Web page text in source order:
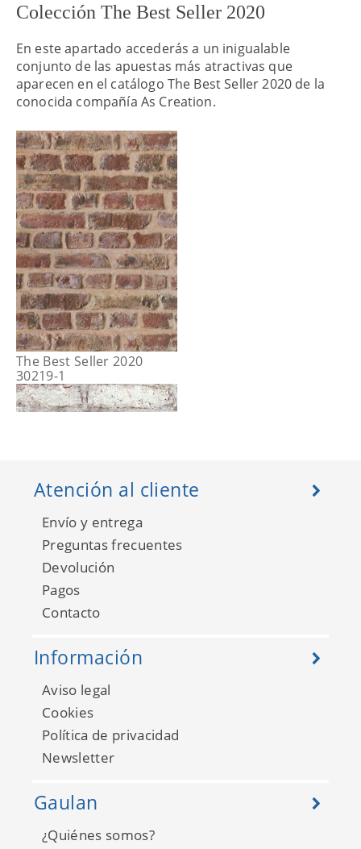
Colección The Best Seller 2020
En este apartado accederás a un inigualable
conjunto de las apuestas más atractivas que
aparecen en el catálogo The Best Seller 2020 de la
conocida compañía As Creation.
The Best Seller 2020
30219-1
The Best Seller 2020
Atención al cliente
Envío y entrega
Preguntas frecuentes
Devolución
Pagos
Contacto
Información
Aviso legal
Cookies
Política de privacidad
Newsletter
Gaulan
¿Quiénes somos?